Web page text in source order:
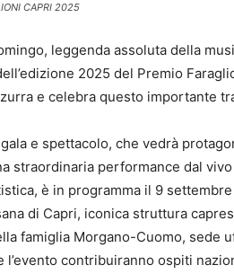
CAPRI 2025
leggenda assoluta della
2025 del Premio
e celebra questo importante
e spettacolo, che vedrà
straordinaria performance dal
è in programma il 9
di Capri, iconica struttura
famiglia Morgano-Cuomo, sede
l’evento contribuiranno ospiti